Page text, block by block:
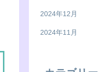
2024年12月
2024年11月